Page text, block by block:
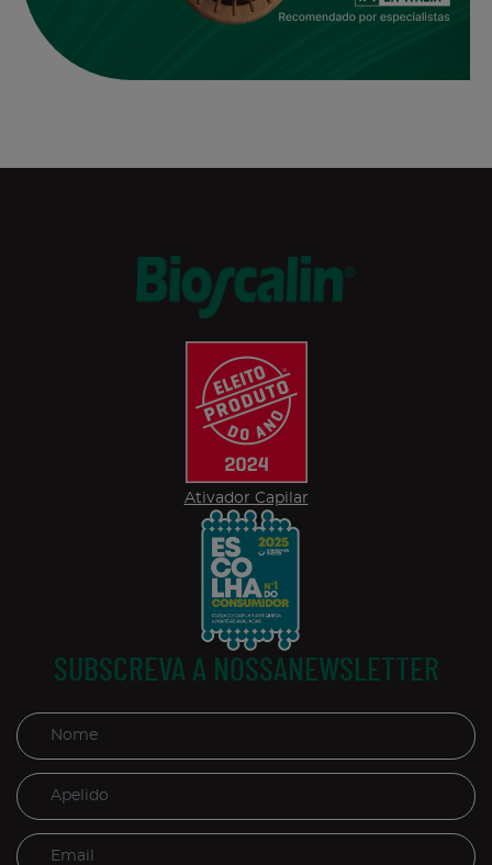
Ativador Capilar
SUBSCREVA A NOSSANEWSLETTER